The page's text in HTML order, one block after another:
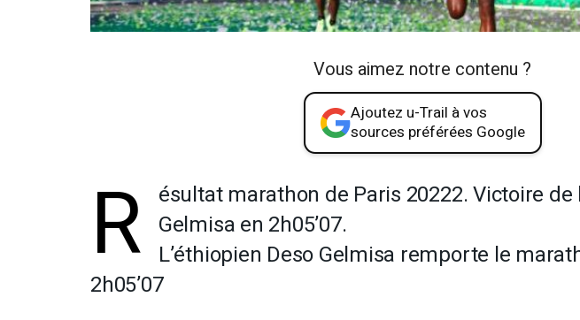
Vous aimez notre contenu ?
Ajoutez u-Trail à vos
sources préférées Google
R ésultat marathon de Paris 20222. Victoire de
Gelmisa en 2h05’07.
L’éthiopien Deso Gelmisa remporte le
2h05’07